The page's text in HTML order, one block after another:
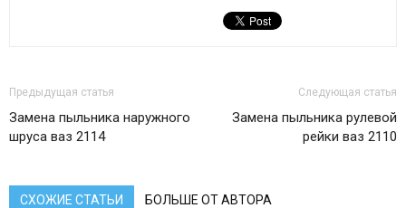
Предыдущая статья
Замена пыльника наружного
шруса ваз 2114
Следующая статья
Замена пыльника рулевой
рейки ваз 2110
СХОЖИЕ СТАТЬИ БОЛЬШЕ ОТ АВТОРА